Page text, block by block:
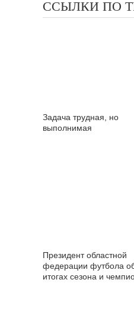
ССЫЛКИ ПО
Задача трудная, но
выполнимая
Президент областной
федерации футбола
итогах сезона и